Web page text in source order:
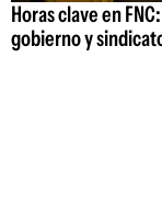
Horas clave en
gobierno y